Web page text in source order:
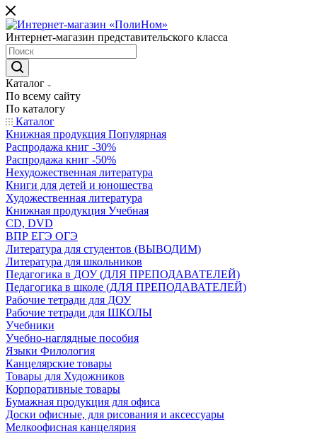
Интернет-магазин представительского класса
Каталог
По всему сайту
По каталогу
Каталог
Книжная продукция Популярная
Распродажа книг -30%
Распродажа книг -50%
Нехудожественная литература
Книги для детей и юношества
Художественная литература
Книжная продукция Учебная
CD, DVD
ВПР ЕГЭ ОГЭ
Литература для студентов (ВЫВОДИМ)
Литература для школьников
Педагогика в ДОУ (ДЛЯ ПРЕПОДАВАТЕЛЕЙ)
Педагогика в школе (ДЛЯ ПРЕПОДАВАТЕЛЕЙ)
Рабочие тетради для ДОУ
Рабочие тетради для ШКОЛЫ
Учебники
Учебно-наглядные пособия
Языки Филология
Канцелярские товары
Товары для Художников
Корпоративные товары
Бумажная продукция для офиса
Доски офисные, для рисования и аксессуары
Мелкоофисная канцелярия